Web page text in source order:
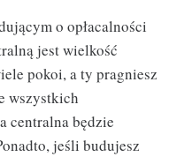
o opłacalności
jest wielkość
pokoi, a ty pragniesz
wszystkich
centralna będzie
jeśli budujesz